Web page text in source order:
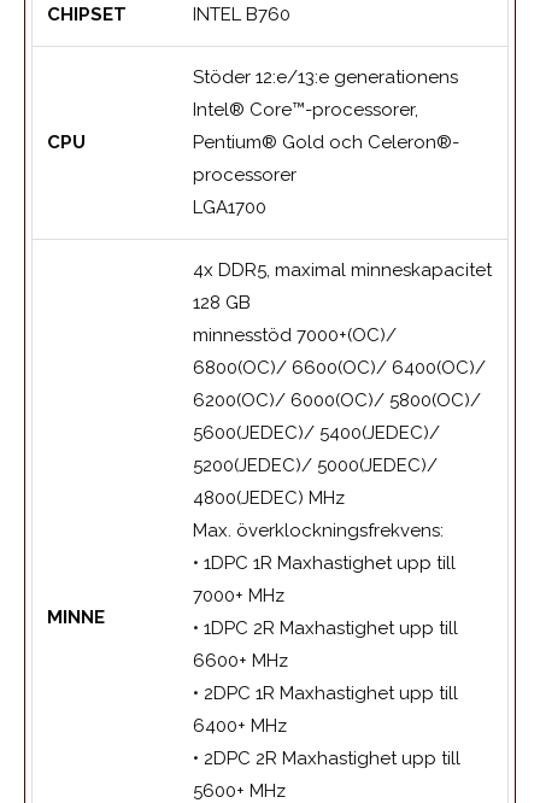
CHIPSET INTEL B760
CPU
Stöder 12:e/13:e generationens
Intel® Core™-processorer,
Pentium® Gold och Celeron®-
processorer
LGA1700
MINNE
4x DDR5, maximal minneskapacitet
128 GB
minnesstöd 7000+(OC)/
6800(OC)/ 6600(OC)/ 6400(OC)/
6200(OC)/ 6000(OC)/ 5800(OC)/
5600(JEDEC)/ 5400(JEDEC)/
5200(JEDEC)/ 5000(JEDEC)/
4800(JEDEC) MHz
Max. överklockningsfrekvens:
• 1DPC 1R Maxhastighet upp till
7000+ MHz
• 1DPC 2R Maxhastighet upp till
6600+ MHz
• 2DPC 1R Maxhastighet upp till
6400+ MHz
• 2DPC 2R Maxhastighet upp till
5600+ MHz